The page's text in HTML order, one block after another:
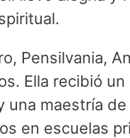
Pensilvania,
Ella recibió
una maestría
en escuelas